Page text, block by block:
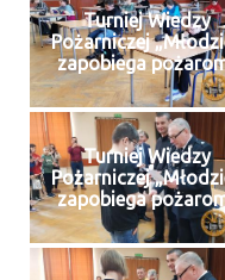
Turniej Wiedzy
Pożarniczej
zapobiega
Turniej Wiedzy
Pożarniczej
zapobiega